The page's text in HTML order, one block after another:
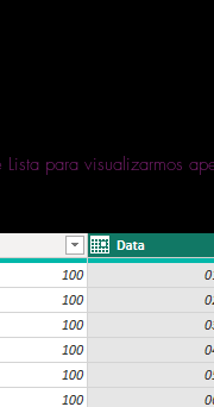
para visualizarmos